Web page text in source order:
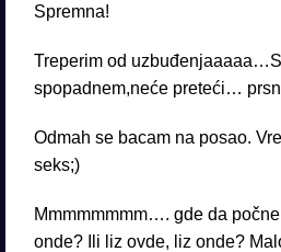
Spremna!
Treperim od
spopadnem,neće preteći…
Odmah se bacam na posao.
seks;)
Mmmmmmmm…. gde da
onde? Ili liz ovde, liz onde?